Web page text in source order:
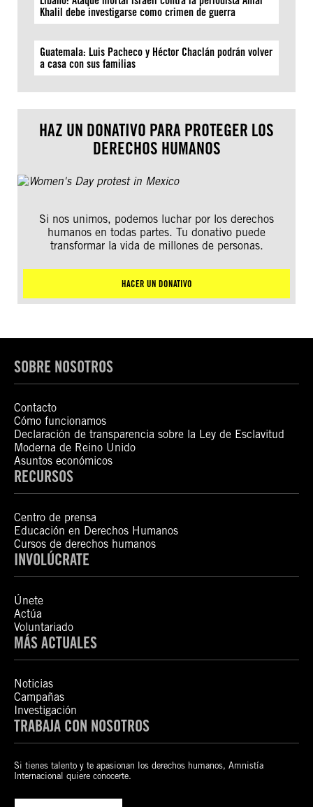
Khalil debe investigarse como crimen de guerra
Guatemala: Luis Pacheco y Héctor Chaclán podrán volver
a casa con sus familias
HAZ UN DONATIVO PARA PROTEGER LOS
DERECHOS HUMANOS
Si nos unimos, podemos luchar por los derechos
humanos en todas partes. Tu donativo puede
transformar la vida de millones de personas.
HACER UN DONATIVO
SOBRE NOSOTROS
Contacto
Cómo funcionamos
Declaración de transparencia sobre la Ley de Esclavitud
Moderna de Reino Unido
Asuntos económicos
RECURSOS
Centro de prensa
Educación en Derechos Humanos
Cursos de derechos humanos
INVOLÚCRATE
Únete
Actúa
Voluntariado
MÁS ACTUALES
Noticias
Campañas
Investigación
TRABAJA CON NOSOTROS
Si tienes talento y te apasionan los derechos humanos, Amnistía
Internacional quiere conocerte.